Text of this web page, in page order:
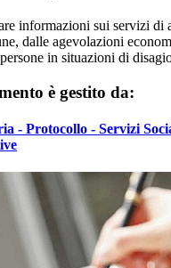
informazioni sui servizi di
dalle agevolazioni
in situazioni di
è gestito da:
- Protocollo - Servizi